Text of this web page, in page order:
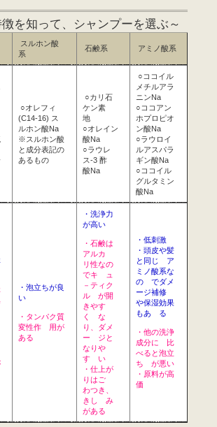
徴を知って、シャンプーを選ぶ～
スルホン酸
系
石鹸系 アミノ酸系
○オレフィ
(C14-16) ス
ルホン酸Na
※スルホン酸
と成分表記の
あるもの
○カリ石
ケン素
地
○オレイン
酸Na
○ラウレ
ス-3 酢
酸Na
○ココイル
メチルアラ
ニンNa
○ココアン
ホプロピオ
ン酸Na
○ラウロイ
ルアスパラ
ギン酸Na
○ココイル
グルタミン
酸Na
・泡立ちが良
い
・タンパク質
変性作 用が
ある
・洗浄力
が高い
・石鹸は
アルカ
リ性なの
でキ ュ
－ティク
ル が開
きやす
く な
り、ダメ
ー ジと
なりや
す い
・仕上が
りはご
わつき、
きし み
がある
・低刺激
・頭皮や髪
と同じ ア
ミノ酸系な
の でダメ
ージ補修
や保湿効果
もあ る
・他の洗浄
成分に 比
べると泡立
ち が悪い
・原料が高
価